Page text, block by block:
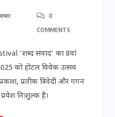
0
COMMENTS
‘शब्द संवाद’ का 8वां
को होटल विवेक उत्सव
प्रतीक त्रिवेदी और गगन
निःशुल्क है।